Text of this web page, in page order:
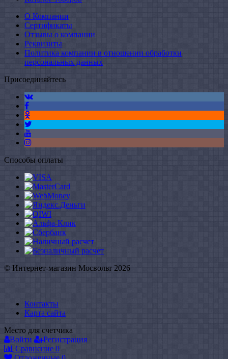
О Компании
Сертификаты
Отзывы о компании
Реквизиты
Политика компании в отношении обработки
персональных данных
Присоединяйтесь
Способы оплаты
© Интернет-магазин Мосвольт 2026
Контакты
Карта сайта
Место для счетчика
Войти
Регистрация
Сравнение 0